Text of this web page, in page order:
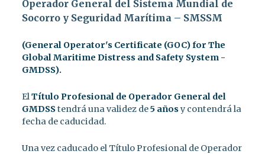
Operador General del Sistema Mundial de
Socorro y Seguridad Marítima – SMSSM
(General Operator's Certificate (GOC) for The
Global Maritime Distress and Safety System -
GMDSS).
ElTítulo Profesional de Operador General del
GMDSStendrá una validez de5 añosy contendrá la
fecha de caducidad.
Una vez caducado el Título Profesional de Operador